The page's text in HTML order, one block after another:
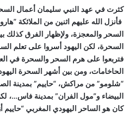
كثرت في عهد النبي سليمان أعمال
فأنزل الله عليهم اثنين من الملائكة
السحر والمعجزة، ولإظهار الفرق كذلك بين
السحرة، لكن اليهود أسروا على تعلم
فتربعوا على هرم السحر والسحرة في
الحاخامات، ومن بين أشهر السحرة
“شلومو” من مراكش، “حاييم” بمدينة
البيضاء و”مول الفران” بمدينة فاس…،
كان هو الساحر اليهودي المغربي “حاييم